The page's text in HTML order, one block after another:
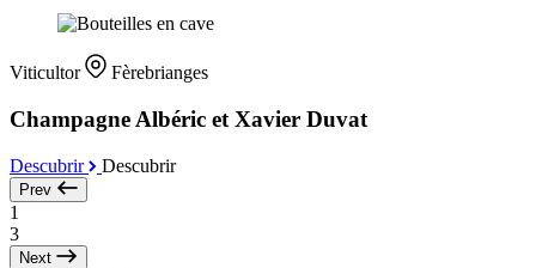
Viticultor Fèrebrianges
Champagne Albéric et Xavier Duvat
Descubrir Descubrir
Prev
1
3
Next